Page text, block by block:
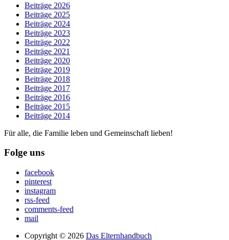
Beiträge 2026
Beiträge 2025
Beiträge 2024
Beiträge 2023
Beiträge 2022
Beiträge 2021
Beiträge 2020
Beiträge 2019
Beiträge 2018
Beiträge 2017
Beiträge 2016
Beiträge 2015
Beiträge 2014
Für alle, die Familie leben und Gemeinschaft lieben!
Folge uns
facebook
pinterest
instagram
rss-feed
comments-feed
mail
Copyright © 2026 Das Elternhandbuch